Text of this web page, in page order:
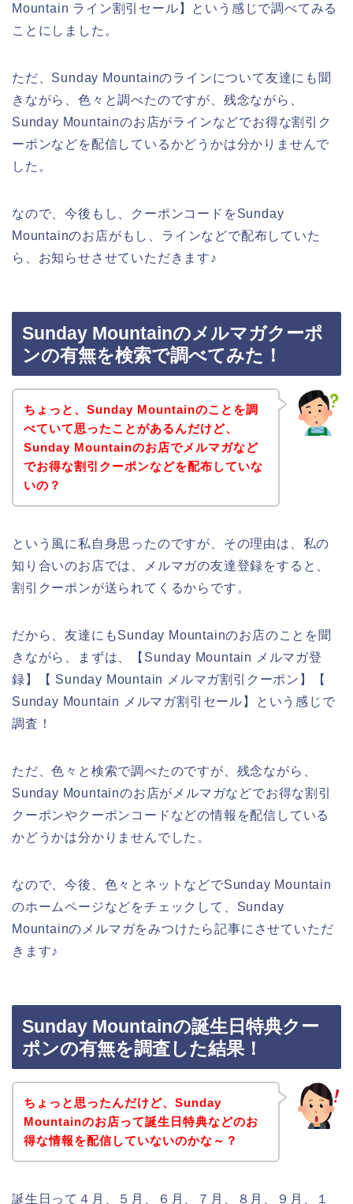
Mountain ライン割引セール】という感じで調べてみる
ことにしました。
ただ、Sunday Mountainのラインについて友達にも聞
きながら、色々と調べたのですが、残念ながら、
Sunday Mountainのお店がラインなどでお得な割引ク
ーポンなどを配信しているかどうかは分かりませんで
した。
なので、今後もし、クーポンコードをSunday
Mountainのお店がもし、ラインなどで配布していた
ら、お知らせさせていただきます♪
Sunday Mountainのメルマガクーポ
ンの有無を検索で調べてみた！
ちょっと、Sunday Mountainのことを調
べていて思ったことがあるんだけど、
Sunday Mountainのお店でメルマガなど
でお得な割引クーポンなどを配布していな
いの？
という風に私自身思ったのですが、その理由は、私の
知り合いのお店では、メルマガの友達登録をすると、
割引クーポンが送られてくるからです。
だから、友達にもSunday Mountainのお店のことを聞
きながら、まずは、【Sunday Mountain メルマガ登
録】【 Sunday Mountain メルマガ割引クーポン】【
Sunday Mountain メルマガ割引セール】という感じで
調査！
ただ、色々と検索で調べたのですが、残念ながら、
Sunday Mountainのお店がメルマガなどでお得な割引
クーポンやクーポンコードなどの情報を配信している
かどうかは分かりませんでした。
なので、今後、色々とネットなどでSunday Mountain
のホームページなどをチェックして、Sunday
Mountainのメルマガをみつけたら記事にさせていただ
きます♪
Sunday Mountainの誕生日特典クー
ポンの有無を調査した結果！
ちょっと思ったんだけど、Sunday
Mountainのお店って誕生日特典などのお
得な情報を配信していないのかな～？
誕生日って４月、５月、６月、７月、８月、９月、１